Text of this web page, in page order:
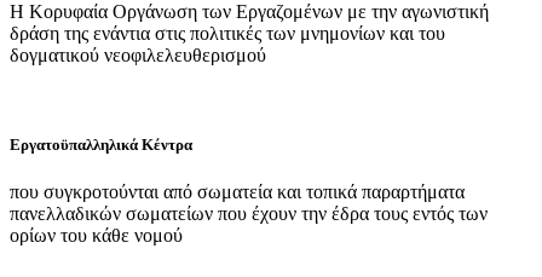
Η Κορυφαία Οργάνωση των Εργαζομένων με την αγωνιστική
δράση της ενάντια στις πολιτικές των μνημονίων και του
δογματικού νεοφιλελευθερισμού
Εργατοϋπαλληλικά Κέντρα
που συγκροτούνται από σωματεία και τοπικά παραρτήματα
πανελλαδικών σωματείων που έχουν την έδρα τους εντός των
ορίων του κάθε νομού